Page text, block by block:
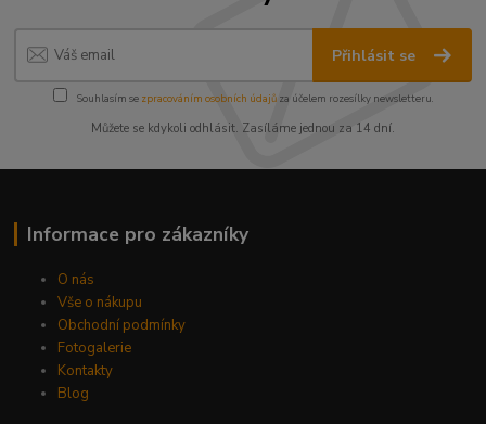
Přihlásit se
Souhlasím se zpracováním osobních údajůza účelem rozesílky newsletteru.
Můžete se kdykoli odhlásit. Zasíláme jednou za 14 dní.
Informace pro zákazníky
O nás
Vše o nákupu
Obchodní podmínky
Fotogalerie
Kontakty
Blog